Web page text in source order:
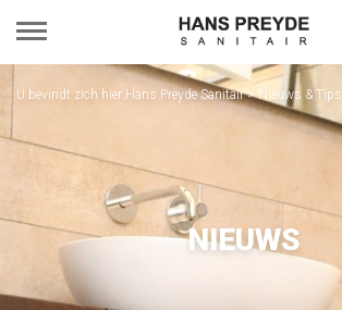
Assortiment
Portfolio
Nieuws & Tips
U bevindt zich hier: Hans Preyde Sanitair>Nieuws & Tips
NIEUWS